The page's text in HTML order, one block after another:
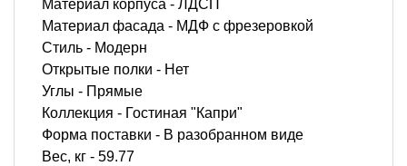
Материал корпуса - ЛДСП
Материал фасада - МДФ с фрезеровкой
Стиль - Модерн
Открытые полки - Нет
Углы - Прямые
Коллекция - Гостиная "Капри"
Форма поставки - В разобранном виде
Вес, кг - 59.77